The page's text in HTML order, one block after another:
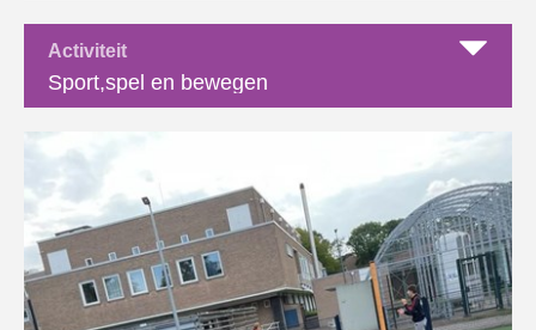
Activiteit
Sport,spel en bewegen